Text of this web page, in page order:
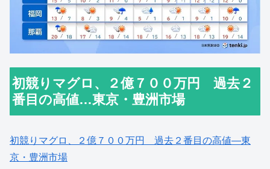
初競りマグロ、２億７００万円 過去２
番目の高値…東京・豊洲市場
初競りマグロ、２億７００万円 過去２番目の高値―東
京・豊洲市場